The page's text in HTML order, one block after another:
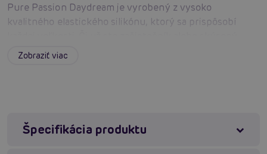
Pure Passion Daydream je vyrobený z vysoko
kvalitného elastického silikónu, ktorý sa prispôsobí
používateľ, tento krúžok vám vždy sadne ako uliaty. Je
ako súčasť krúžku, ale aj samostatne. Pridajte trochu
vzrušenia do predohry, alebo ho použite pre sólo
Zobraziť viac
Špecifikácia produktu